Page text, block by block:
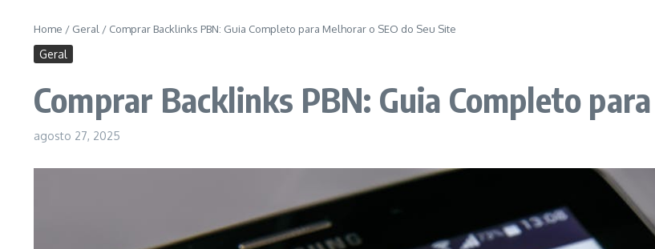
Home / Geral / Comprar Backlinks PBN: Guia Completo para Melhorar o SEO do Seu Site
Geral
Comprar Backlinks PBN: Guia Completo
agosto 27, 2025